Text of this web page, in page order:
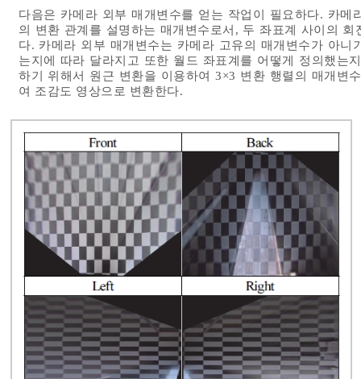
다음은 카메라 외부 매개변수를 얻는 작업이 필요하다. 카
의 변환 관계를 설명하는 매개변수로서, 두 좌표계 사이의
다. 카메라 외부 매개변수는 카메라 고유의 매개변수가 아
는지에 따라 달라지고 또한 월드 좌표계를 어떻게 정의했는
하기 위해서 원근 변환을 이용하여 3×3 변환 행렬의 매개변
여 조감도 영상으로 변환한다.